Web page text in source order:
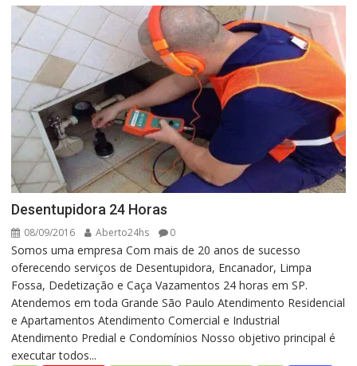
Desentupidora 24 Horas
08/09/2016 Aberto24hs 0
Somos uma empresa Com mais de 20 anos de sucesso
oferecendo serviços de Desentupidora, Encanador, Limpa
Fossa, Dedetização e Caça Vazamentos 24 horas em SP.
Atendemos em toda Grande São Paulo Atendimento Residencial
e Apartamentos Atendimento Comercial e Industrial
Atendimento Predial e Condomínios Nosso objetivo principal é
executar todos...